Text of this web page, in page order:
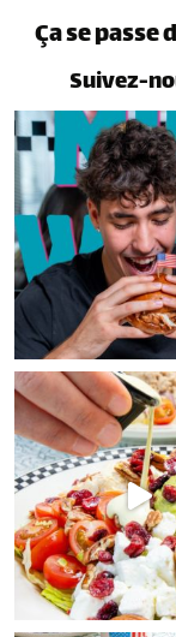
Ça se
Suivez-